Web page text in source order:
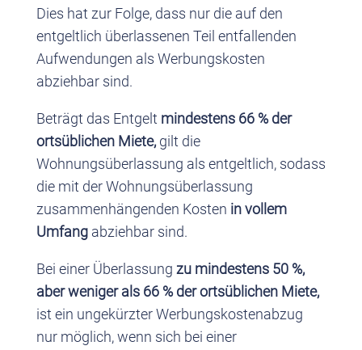
Dies hat zur Folge, dass nur die auf den
entgeltlich überlassenen Teil entfallenden
Aufwendungen als Werbungskosten
abziehbar sind.
Beträgt das Entgelt mindestens 66 % der
ortsüblichen Miete,gilt die
Wohnungsüberlassung als entgeltlich, sodass
die mit der Wohnungsüberlassung
zusammenhängenden Kosten in vollem
Umfangabziehbar sind.
Bei einer Überlassung zu mindestens 50 %,
aber weniger als 66 % der ortsüblichen Miete,
ist ein ungekürzter Werbungskostenabzug
nur möglich, wenn sich bei einer